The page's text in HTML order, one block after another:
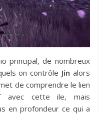
principal, de nombreux
on contrôle Jin alors
de comprendre le lien
avec cette ile, mais
en profondeur ce qui a